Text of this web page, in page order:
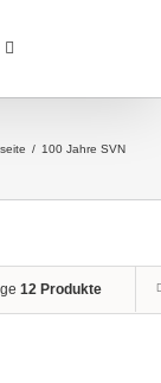
/ 100 Jahre SVN
12 Produkte